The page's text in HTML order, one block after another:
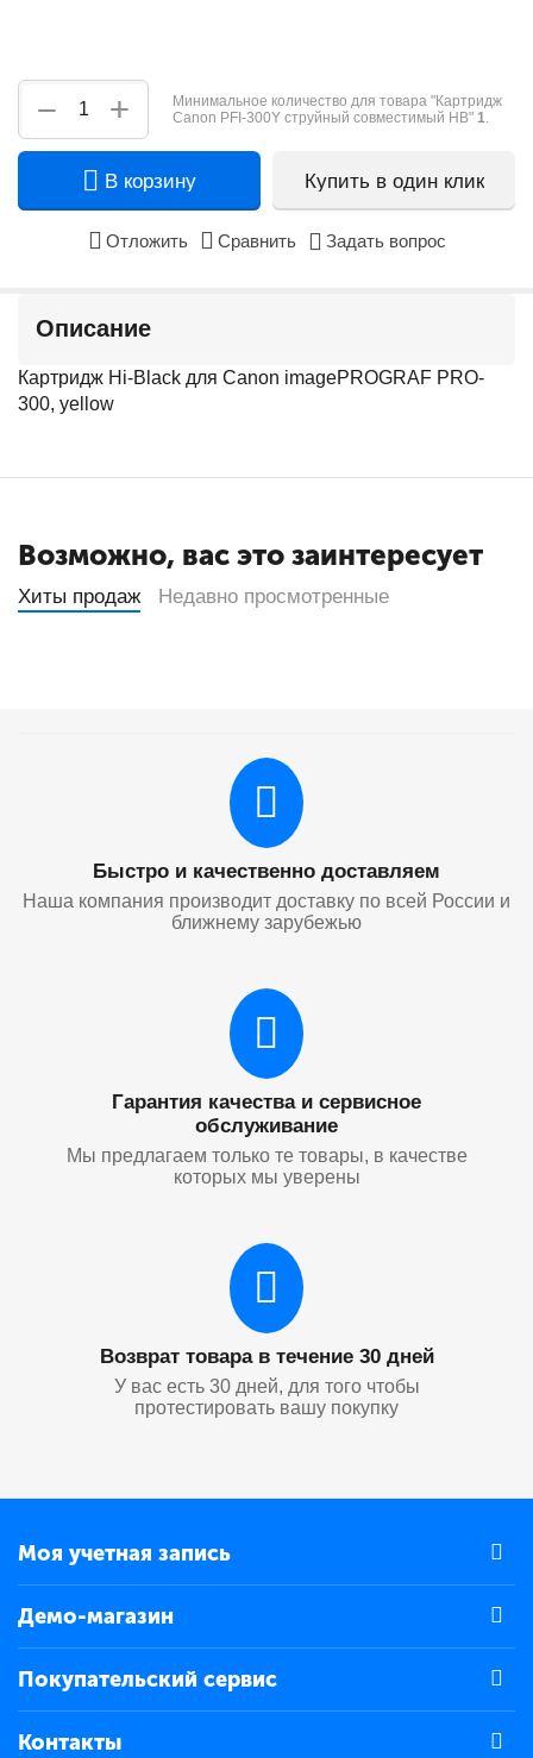
+
−
Минимальное количество для товара "Картридж
Canon PFI-300Y струйный совместимый HB" 1.
В корзину Купить в один клик
Отложить Сравнить Задать вопрос
Описание
Картридж Hi-Black для Canon imagePROGRAF PRO-
300, yellow
Возможно, вас это заинтересует
Хиты продаж Недавно просмотренные
Быстро и качественно доставляем
Наша компания производит доставку по всей России и
ближнему зарубежью
Гарантия качества и сервисное
обслуживание
Мы предлагаем только те товары, в качестве
которых мы уверены
Возврат товара в течение 30 дней
У вас есть 30 дней, для того чтобы
протестировать вашу покупку
Моя учетная запись
Демо-магазин
Покупательский сервис
Контакты